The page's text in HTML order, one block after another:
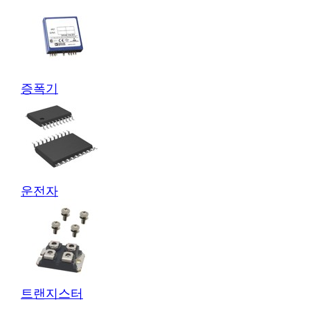
증폭기
운전자
트랜지스터